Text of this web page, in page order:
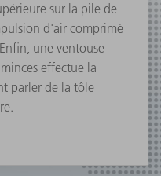
sur la pile de
d'air comprimé
une ventouse
effectue la
parler de la tôle